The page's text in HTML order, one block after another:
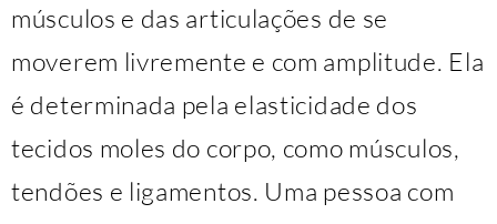
músculos e das articulações de se
moverem livremente e com amplitude. Ela
é determinada pela elasticidade dos
tecidos moles do corpo, como músculos,
tendões e ligamentos. Uma pessoa com